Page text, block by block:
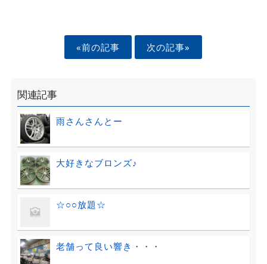
«前の記事 次の記事»
関連記事
雨さんさんとー
大好きなブロンズ♪
☆○○放題☆
老舗って良い響き・・・